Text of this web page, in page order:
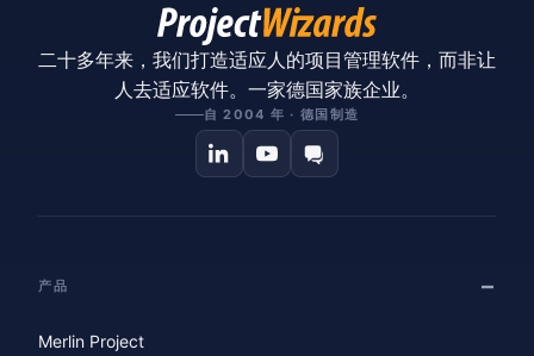
二十多年来，我们打造适应人的项目管理软件，而非让
人去适应软件。一家德国家族企业。
自 2004 年 · 德国制造
产品
Merlin Project